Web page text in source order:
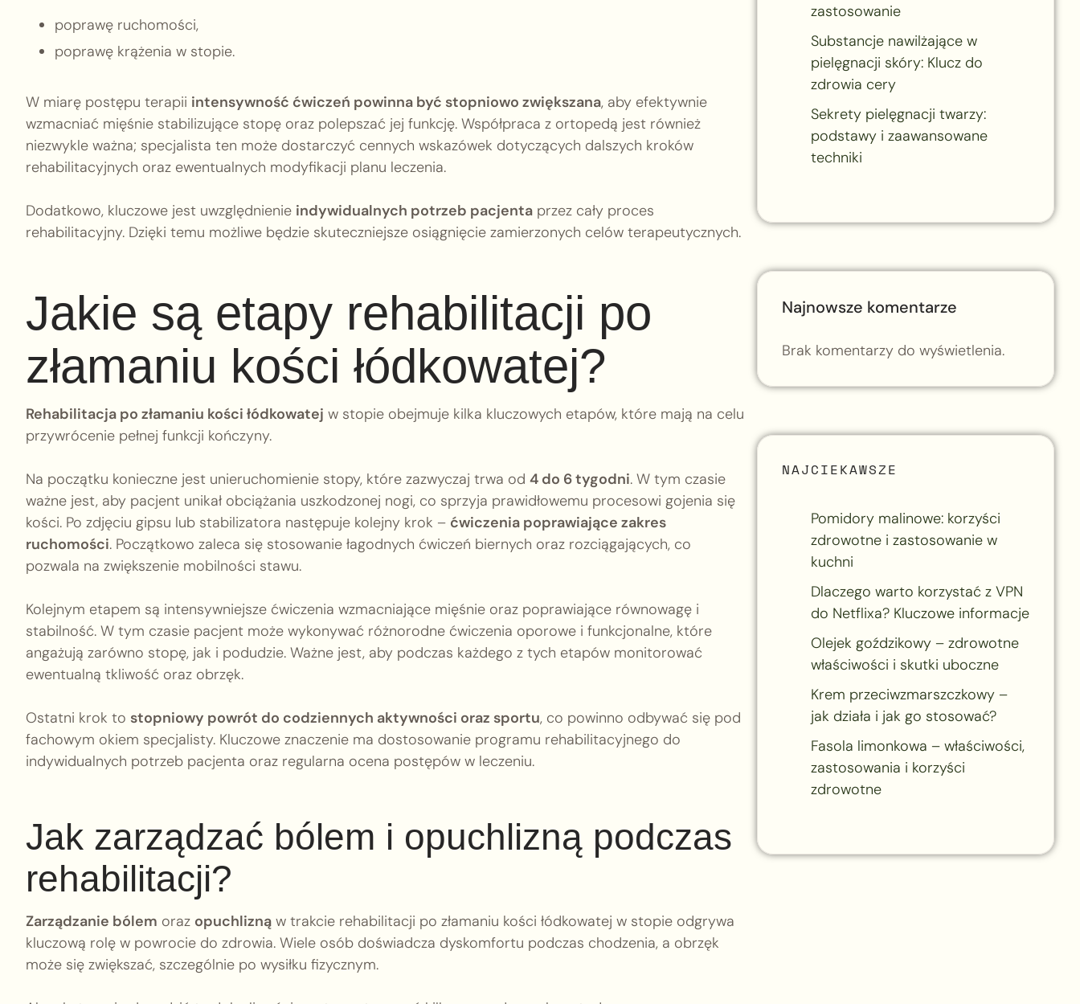
poprawę ruchomości,
poprawę krążenia w stopie.
W miarę postępu terapii intensywność ćwiczeń powinna być stopniowo zwiększana, aby efektywnie
wzmacniać mięśnie stabilizujące stopę oraz polepszać jej funkcję. Współpraca z ortopedą jest również
niezwykle ważna; specjalista ten może dostarczyć cennych wskazówek dotyczących dalszych kroków
rehabilitacyjnych oraz ewentualnych modyfikacji planu leczenia.
Dodatkowo, kluczowe jest uwzględnienie indywidualnych potrzeb pacjenta przez cały proces
rehabilitacyjny. Dzięki temu możliwe będzie skuteczniejsze osiągnięcie zamierzonych celów terapeutycznych.
Jakie są etapy rehabilitacji po
złamaniu kości łódkowatej?
Rehabilitacja po złamaniu kości łódkowatej w stopie obejmuje kilka kluczowych etapów, które mają na celu
przywrócenie pełnej funkcji kończyny.
Na początku konieczne jest unieruchomienie stopy, które zazwyczaj trwa od 4 do 6 tygodni. W tym czasie
ważne jest, aby pacjent unikał obciążania uszkodzonej nogi, co sprzyja prawidłowemu procesowi gojenia się
kości. Po zdjęciu gipsu lub stabilizatora następuje kolejny krok – ćwiczenia poprawiające zakres
ruchomości. Początkowo zaleca się stosowanie łagodnych ćwiczeń biernych oraz rozciągających, co
pozwala na zwiększenie mobilności stawu.
Kolejnym etapem są intensywniejsze ćwiczenia wzmacniające mięśnie oraz poprawiające równowagę i
stabilność. W tym czasie pacjent może wykonywać różnorodne ćwiczenia oporowe i funkcjonalne, które
angażują zarówno stopę, jak i podudzie. Ważne jest, aby podczas każdego z tych etapów monitorować
ewentualną tkliwość oraz obrzęk.
Ostatni krok to stopniowy powrót do codziennych aktywności oraz sportu, co powinno odbywać się pod
fachowym okiem specjalisty. Kluczowe znaczenie ma dostosowanie programu rehabilitacyjnego do
indywidualnych potrzeb pacjenta oraz regularna ocena postępów w leczeniu.
Jak zarządzać bólem i opuchlizną podczas
rehabilitacji?
Zarządzanie bólem oraz opuchlizną w trakcie rehabilitacji po złamaniu kości łódkowatej w stopie odgrywa
kluczową rolę w powrocie do zdrowia. Wiele osób doświadcza dyskomfortu podczas chodzenia, a obrzęk
może się zwiększać, szczególnie po wysiłku fizycznym.
zastosowanie
Substancje nawilżające w
pielęgnacji skóry: Klucz do
zdrowia cery
Sekrety pielęgnacji twarzy:
podstawy i zaawansowane
techniki
Najnowsze komentarze
Brak komentarzy do wyświetlenia.
NAJCIEKAWSZE
Pomidory malinowe: korzyści
zdrowotne i zastosowanie w
kuchni
Dlaczego warto korzystać z VPN
do Netflixa? Kluczowe informacje
Olejek goździkowy – zdrowotne
właściwości i skutki uboczne
Krem przeciwzmarszczkowy –
jak działa i jak go stosować?
Fasola limonkowa – właściwości,
zastosowania i korzyści
zdrowotne